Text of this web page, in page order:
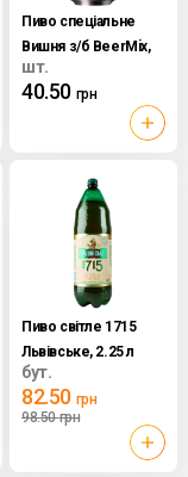
Пиво спеціальне
Вишня з/б BeerMix,
0.5 л
шт.
40.50 грн
Пиво світле 1715
Львівське, 2.25 л
бут.
82.50 грн
98.50грн